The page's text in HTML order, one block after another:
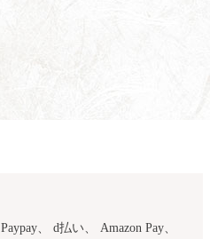
Paypay、 d払い、 Amazon Pay、